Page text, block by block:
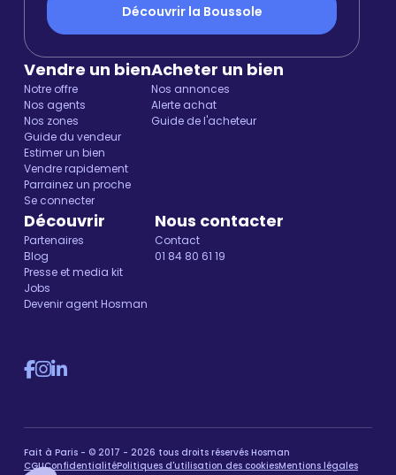
Découvrir la Boussole
Vendre un bien
Notre offre
Nos agents
Nos zones
Guide du vendeur
Estimer un bien
Vendre rapidement
Parrainez un proche
Se connecter
Acheter un bien
Nos annonces
Alerte achat
Guide de l'acheteur
Découvrir
Partenaires
Blog
Presse et media kit
Jobs
Devenir agent Hosman
Nous contacter
Contact
01 84 80 61 19
Fait à Paris - © 2017 - 2026 tous droits réservés Hosman
CGUConfidentialitéPolitiques d'utilisation des cookiesMentions légales